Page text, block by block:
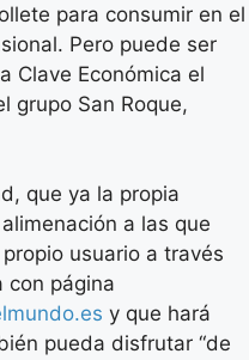
para consumir en el
Pero puede ser
Clave Económica el
grupo San Roque,
que ya la propia
a las que
usuario a través
con página
y que hará
pueda disfrutar “de